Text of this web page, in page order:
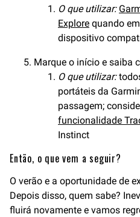
O que utilizar:
Explore quando
dispositivo
Marque o início e saiba
O que utilizar:
portáteis da
passagem;
funcionalidade
Instinct
Então, o que vem a seguir?
O verão e a oportunidade de
Depois disso, quem sabe?
fluirá novamente e vamos